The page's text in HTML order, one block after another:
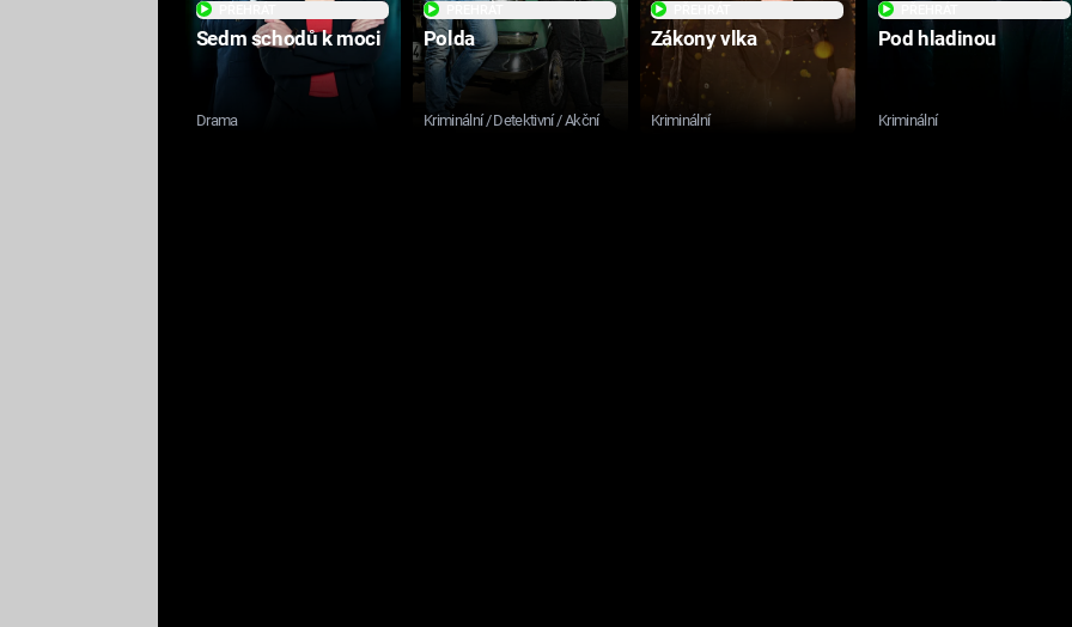
Sedm schodů k moci
Drama
Polda
Kriminální / Detektivní / Akční
Zákony vlka
Kriminální
Pod hladinou
Kriminální